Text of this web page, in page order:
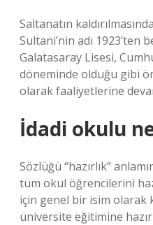
Saltanatın
Sultani’nin adı 1923’ten
Galatasaray Lisesi,
döneminde olduğu gibi
olarak faaliyetlerine
İdadi okulu
Sözlüğü “hazırlık”
tüm okul öğrencilerini
için genel bir isim olarak
üniversite eğitimine